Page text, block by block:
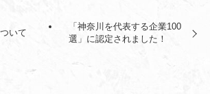
いて
「神奈川を代表する企業100
選」に認定されました！